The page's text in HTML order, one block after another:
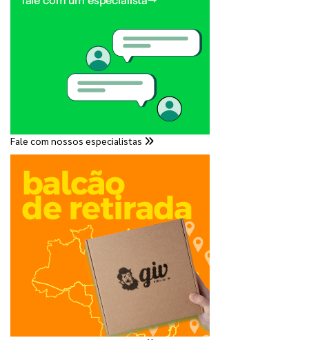
Fale com nossos especialistas